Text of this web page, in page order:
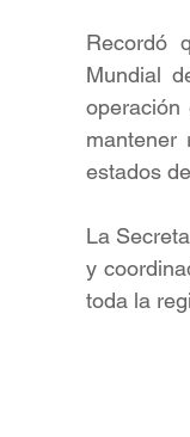
Recordó
Mundial
mantener
estados
La
y
toda la